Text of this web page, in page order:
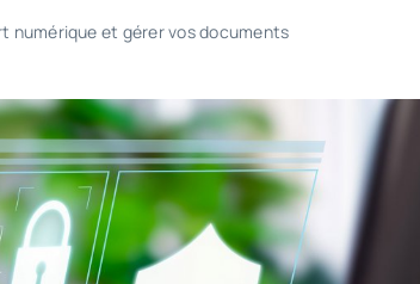
numérique et gérer vos documents